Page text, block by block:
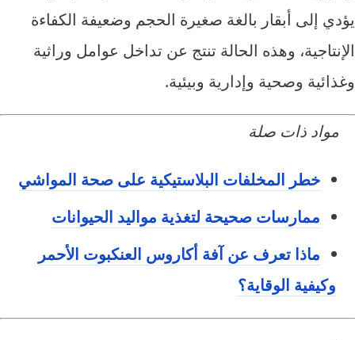
يؤدي إلى أبقار بالغة صغيرة الحجم وضعيفة الكفاءة
الإنتاجية، وهذه الحالة تنتج عن تداخل عوامل وراثية
وغذائية وصحية وإدارية وبيئية.
مواد ذات صلة
خطر المخلفات البلاستيكية على صحة المواشي
ممارسات صحيحة لتغذية مواليد الحيوانات
ماذا تعرف عن آفة أكاروس العنكبوت الأحمر
وكيفية الوقاية؟